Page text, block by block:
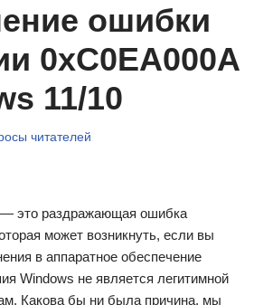
ошибки
0xC0EA000A
11/10
читателей
это раздражающая ошибка
может возникнуть, если вы
в аппаратное обеспечение
Windows не является легитимной
Какова бы ни была причина, мы